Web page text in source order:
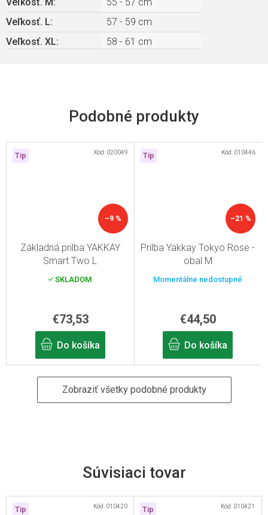
Súvisiaci tovar
Tip Kód: 010420 Tip Kód: 010421
Veľkosť. M :
55 - 57 cm
Veľkosť. L:
57 - 59 cm
Veľkosť. XL: 58 - 61 cm
Tip
–9 %
Základná prilba YAKKAY
Smart Two L
SKLADOM
€73,53
Do košíka
Kód: 020049 Tip
–21 %
Prilba Yakkay Tokyo Rose -
obal M
Momentálne nedostupné
€44,50
Do košíka
Kód: 010446
Zobraziť všetky podobné produkty